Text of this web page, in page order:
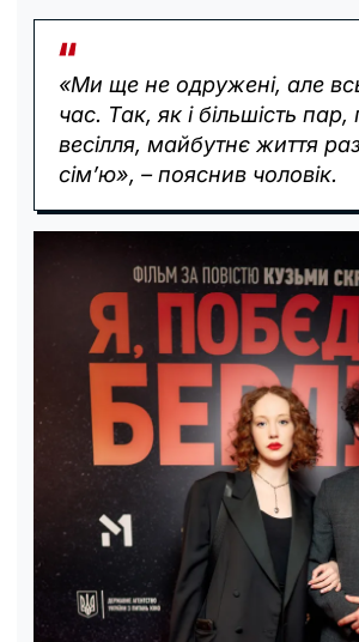
«Ми ще не одружені, але
час. Так, як і більшість
весілля, майбутнє життя
сім’ю», – пояснив чоловік.